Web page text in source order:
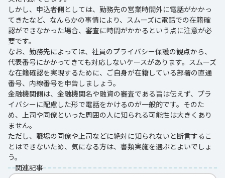
しかし、申込者側としては、勤務先の営業時間外に電話がかかっ
てきたなど、なんらかの事情により、スムーズに電話での在籍確
認ができなかった場合、審査に時間がかかるという点に注意が必
要です。
なお、勤務先によっては、社員のプライバシー保護の観点から、
代表番号にかかってきても対応しないケースがあります。スムーズ
な在籍確認を実現するために、ご自身が在籍している部署の直通
番号、内線番号を申告しましょう。
金融機関側は、金融機関名や融資の審査である旨は伝えず、プラ
イバシーに配慮した形で電話をかけるのが一般的です。そのた
め、上司や同僚といった周囲の人に知られる可能性は大きくあり
ません。
ただし、職場の同僚や上司などに絶対に知られないと断言するこ
とはできないため、気になる方は、書類実施を選ぶとよいでしょ
う。
関連記事